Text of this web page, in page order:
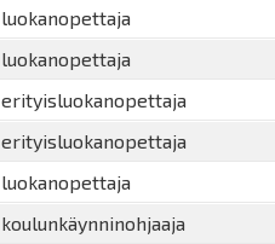
luokanopettaja
luokanopettaja
erityisluokanopettaja
erityisluokanopettaja
luokanopettaja
koulunkäynninohjaaja